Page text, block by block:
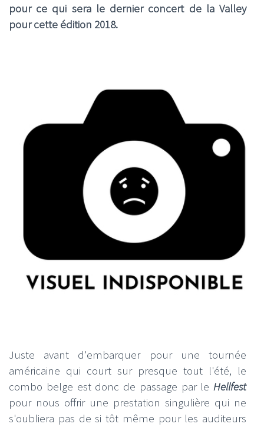
pour ce qui sera le dernier concert de la Valley
pour cette édition 2018.
Juste avant d'embarquer pour une tournée
américaine qui court sur presque tout l'été, le
combo belge est donc de passage par le Hellfest
pour nous offrir une prestation singulière qui ne
s'oubliera pas de si tôt même pour les auditeurs